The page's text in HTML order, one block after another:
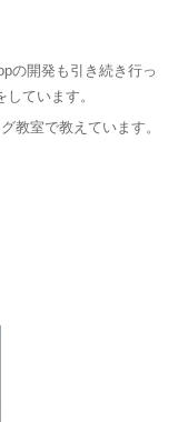
の開発も引き続き行っ
ています。
教室で教えています。